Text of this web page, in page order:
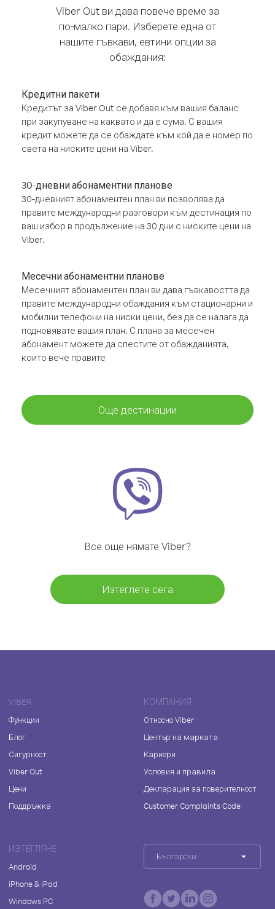
Viber Out ви дава повече време за
по-малко пари. Изберете една от
нашите гъвкави, евтини опции за
обаждания:
Кредитни пакети
Кредитът за Viber Out се добавя към вашия баланс
при закупуване на каквато и да е сума. С вашия
кредит можете да се обаждате към кой да е номер по
света на ниските цени на Viber.
30-дневни абонаментни планове
30-дневният абонаментен план ви позволява да
правите международни разговори към дестинация по
ваш избор в продължение на 30 дни с ниските цени на
Viber.
Месечни абонаментни планове
Месечният абонаментен план ви дава гъвкавостта да
правите международни обаждания към стационарни и
мобилни телефони на ниски цени, без да се налага да
подновявате вашия план. С плана за месечен
абонамент можете да спестите от обажданията,
които вече правите
Още дестинации
Все още нямате Viber?
Изтеглете сега
VIBER
Функции
Блог
Сигурност
Viber Out
Цени
Поддръжка
КОМПАНИЯ
Относно Viber
Център на марката
Кариери
Условия и правила
Декларация за поверителност
Customer Complaints Code
ИЗТЕГЛЯНЕ
Android
iPhone & iPad
Windows PC
Български